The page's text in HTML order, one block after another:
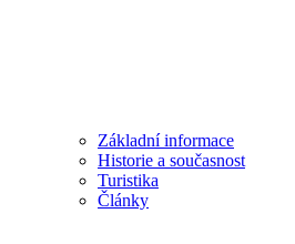
Základní informace
Historie a současnost
Turistika
Články